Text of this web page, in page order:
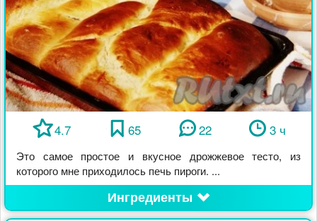
4.7 65 22 3 ч
Это самое простое и вкусное дрожжевое тесто, из
которого мне приходилось печь пироги. ...
Ингредиенты